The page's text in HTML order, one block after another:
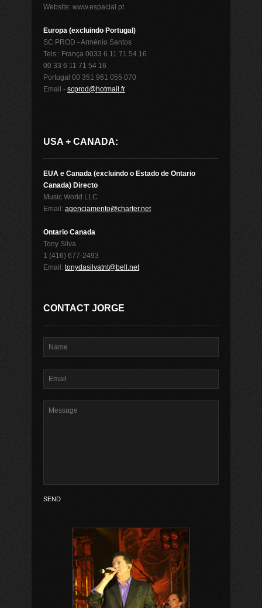
Website: www.espacial.pt
Europa (excluindo Portugal)
SC PROD - Arménio Santos
Tels : França 0033 6 11 71 54 16
00 33 6 11 71 54 16
Portugal 00 351 961 055 070
Email - scprod@hotmail.fr
USA + CANADA:
EUA e Canada (excluindo o Estado de Ontario
Canada) Directo
Music World LLC
Email: agenciamento@charter.net
Ontario Canada
Tony Silva
1 (416) 677-2493
Email: tonydasilvatnt@bell.net
CONTACT JORGE